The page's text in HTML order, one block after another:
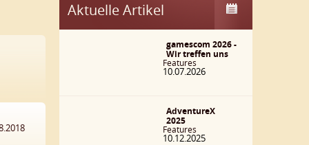
Aktuelle Artikel
gamescom 2026 -
Wir treffen uns
Features
10.07.2026
AdventureX
2025
Features
10.12.2025